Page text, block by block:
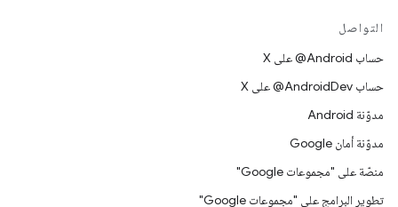
التواصل
حساب ‎@Android على X
حساب ‎@AndroidDev على X
مدوّنة Android
مدوّنة أمان Google
منصّة على "مجموعات Google"
تطوير البرامج على "مجموعات Google"